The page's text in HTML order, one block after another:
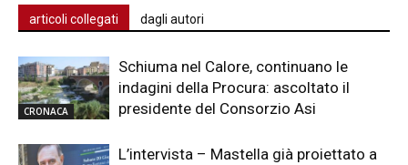
articoli collegati dagli autori
CRONACA
Schiuma nel Calore, continuano le
indagini della Procura: ascoltato il
presidente del Consorzio Asi
L’intervista – Mastella già proiettato a